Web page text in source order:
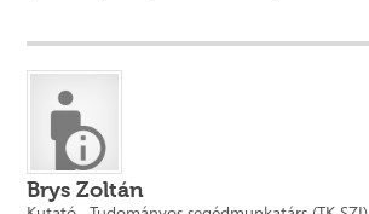
Brys Zoltán